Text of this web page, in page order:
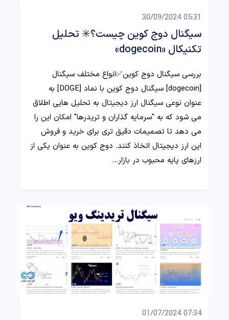
05:31 30/09/2024
سیگنال دوج کوین چیست؟✳️ تحلیل
تکنیکال «dogecoin»
بررسی سیگنال دوج کوین✅انواع مختلف سیگنال
[dogecoin] سیگنال دوج کوین با نماد [DOGE] به
عنوان نوعی سیگنال ارز دیجیتال به تحلیل هایی اطلاق
می شود که به "سرمایه گذاران و تریدرها" امکان این را
می دهد تا تصمیمات دقیق تری برای خرید و فروش
این ارز دیجیتال اتخاذ کنند. دوج کوین به عنوان یکی از
ارزهای پایه محبوب در بازار…
07:34 01/07/2024